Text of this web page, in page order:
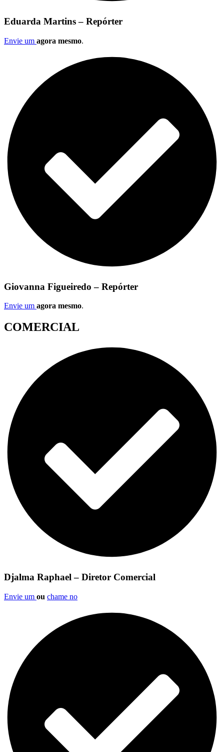
Eduarda Martins – Repórter
Envie um agora mesmo.
Giovanna Figueiredo – Repórter
Envie um agora mesmo.
COMERCIAL
Djalma Raphael – Diretor Comercial
Envie um ou chame no